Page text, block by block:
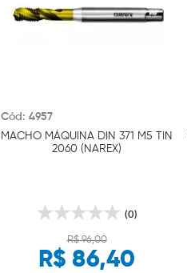
Cód: 4957
MACHO MÁQUINA DIN 371 M5 TIN
2060 (NAREX)
(0)
R$ 96,00
R$ 86,40